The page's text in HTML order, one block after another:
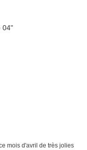
mois d'avril de très jolies